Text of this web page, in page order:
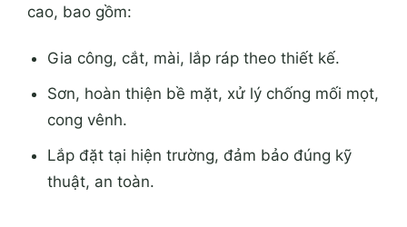
cao, bao gồm:
Gia công, cắt, mài, lắp ráp theo thiết kế.
Sơn, hoàn thiện bề mặt, xử lý chống mối mọt,
cong vênh.
Lắp đặt tại hiện trường, đảm bảo đúng kỹ
thuật, an toàn.